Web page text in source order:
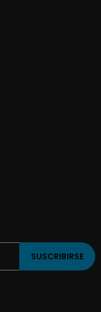
SUSCRIBIRSE